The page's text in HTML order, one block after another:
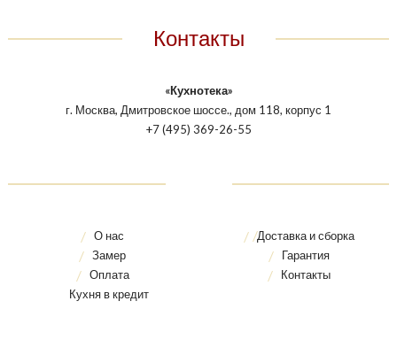
Контакты
«Кухнотека»
г. Москва, Дмитровское шоссе., дом 118, корпус 1
+7 (495) 369-26-55
О нас
Замер
Оплата
Кухня в кредит
Доставка и сборка
Гарантия
Контакты